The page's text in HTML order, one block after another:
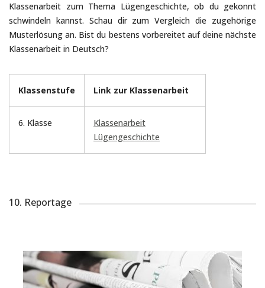
Klassenarbeit zum Thema Lügengeschichte, ob du gekonnt
schwindeln kannst. Schau dir zum Vergleich die zugehörige
Musterlösung an. Bist du bestens vorbereitet auf deine nächste
Klassenarbeit in Deutsch?
Klassenstufe Link zur Klassenarbeit
6. Klasse
Klassenarbeit
Lügengeschichte
10. Reportage